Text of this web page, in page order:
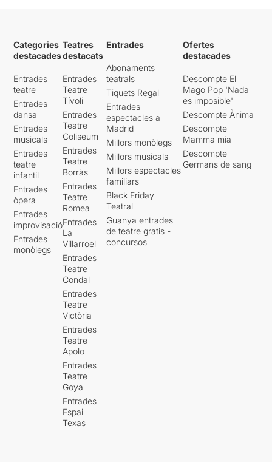
Categories
destacades
Entrades
teatre
Entrades
dansa
Entrades
musicals
Entrades
teatre
infantil
Entrades
òpera
Entrades
improvisació
Entrades
monòlegs
Teatres
destacats
Entrades
Teatre
Tívoli
Entrades
Teatre
Coliseum
Entrades
Teatre
Borràs
Entrades
Teatre
Romea
Entrades
La
Villarroel
Entrades
Teatre
Condal
Entrades
Teatre
Victòria
Entrades
Teatre
Apolo
Entrades
Teatre
Goya
Entrades
Espai
Texas
Entrades
Abonaments
teatrals
Tiquets Regal
Entrades
espectacles a
Madrid
Millors monòlegs
Millors musicals
Millors espectacles
familiars
Black Friday
Teatral
Guanya entrades
de teatre gratis -
concursos
Ofertes
destacades
Descompte El
Mago Pop 'Nada
es imposible'
Descompte Ànima
Descompte
Mamma mia
Descompte
Germans de sang